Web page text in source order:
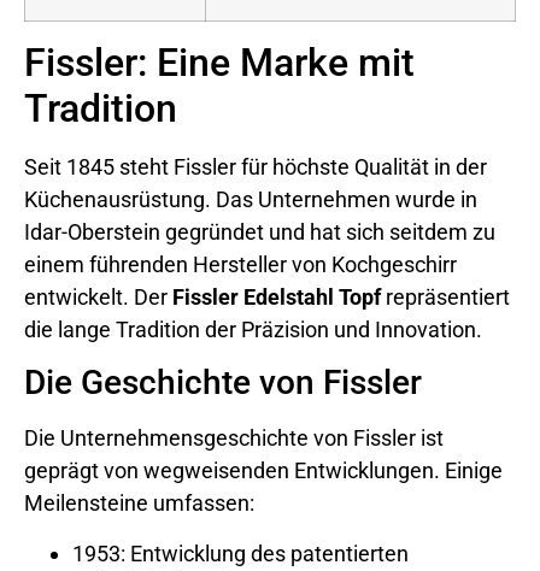
Fissler: Eine Marke mit
Tradition
Seit 1845 steht Fissler für höchste Qualität in der
Küchenausrüstung. Das Unternehmen wurde in
Idar-Oberstein gegründet und hat sich seitdem zu
einem führenden Hersteller von Kochgeschirr
entwickelt. Der Fissler Edelstahl Topfrepräsentiert
die lange Tradition der Präzision und Innovation.
Die Geschichte von Fissler
Die Unternehmensgeschichte von Fissler ist
geprägt von wegweisenden Entwicklungen. Einige
Meilensteine umfassen:
1953: Entwicklung des patentierten